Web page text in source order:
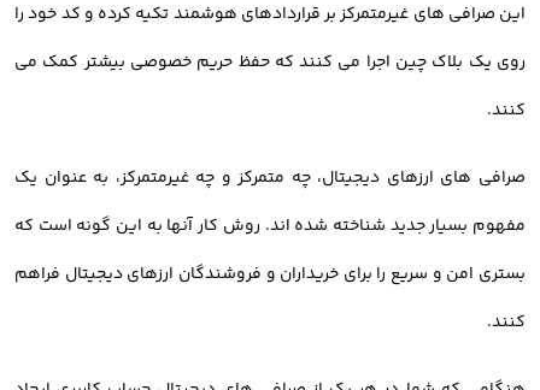
این صرافی های غیرمتمرکز بر قراردادهای هوشمند تکیه کرده و کد خود را
روی یک بلاک چین اجرا می کنند که حفظ حریم خصوصی بیشتر کمک می
کنند.
صرافی های ارزهای دیجیتال، چه متمرکز و چه غیرمتمرکز، به عنوان یک
مفهوم بسیار جدید شناخته شده اند. روش کار آنها به این گونه است که
بستری امن و سریع را برای خریداران و فروشندگان ارزهای دیجیتال فراهم
کنند.